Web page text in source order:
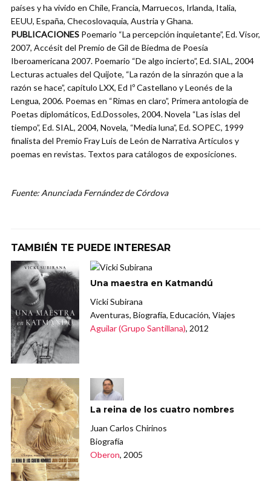
países y ha vivido en Chile, Francia, Marruecos, Irlanda, Italia,
EEUU, España, Checoslovaquia, Austria y Ghana.
PUBLICACIONES Poemario “La percepción inquietante”, Ed. Visor,
2007, Accésit del Premio de Gil de Biedma de Poesía
Iberoamericana 2007. Poemario “De algo incierto”, Ed. SIAL, 2004
Lecturas actuales del Quijote, “La razón de la sinrazón que a la
razón se hace”, capítulo LXX, Ed Iº Castellano y Leonés de la
Lengua, 2006. Poemas en “Rimas en claro”, Primera antología de
Poetas diplomáticos, Ed.Dossoles, 2004. Novela “Las islas del
tiempo”, Ed. SIAL, 2004, Novela, “Media luna”, Ed. SOPEC, 1999
finalista del Premio Fray Luis de León de Narrativa Artículos y
poemas en revistas. Textos para catálogos de exposiciones.
Fuente: Anunciada Fernández de Córdova
TAMBIÉN TE PUEDE INTERESAR
Una maestra en Katmandú
Vicki Subirana
Aventuras, Biografía, Educación, Viajes
Aguilar (Grupo Santillana), 2012
La reina de los cuatro nombres
Juan Carlos Chirinos
Biografía
Oberon, 2005